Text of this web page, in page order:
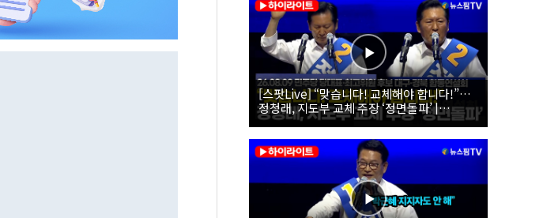
[스팟Live] “맞습니다! 교체해야 합니다!”…
정청래, 지도부 교체 주장 ‘정면돌파’ |
26.08.09 더불어민주당 당대표·최고위원 후
보 대구·경북 합동연설회